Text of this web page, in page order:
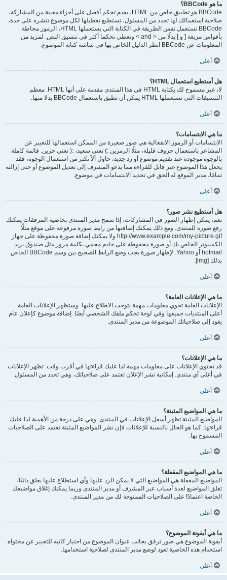
ما هو BBCode؟
BBCode هو تطبيق خاص من HTML، يقدم تحكم أفصل على أجزاء معينة من المشاركة،
صلاحية استعمالك لها تحدد من المسئول، تستطيع تعطيلها لكل موضوع تنشره على حدة،
BBCode تستعمل نفس الطريقة في الكتابة التي يستعملها HTML، الرموز محاطة
بأقواس مربعة [ و ] بدلًا من < and > وتعطي تحكما أكثر في تنسيق النص. لمزيد من
المعلومات عن BBCode انظر الدليل الخاص بها في شاشة كتابة الموضوع.
أعلى
هل أستطيع استعمال HTML؟
لا، غير مسموح لك بكتابة HTML في هذا المنتدى مقدمة على أنها HTML. معظم
التنسيقات التي تستعملها HTML يمكن أن تطبق باستعمال BBCode بدلا منها.
أعلى
ما هي الابتسامات؟
الابتسامات أو الرموز الانفعالية هي صور صغيرة من الممكن استعمالها للتعبير عن
المشاعر باستعمال حروف قليلة، مثلًا الرمزين :) تعني سعيد، :( تعني حزين. قائمة كاملة
بالوجوه موجودة عند تقديم موضوع أو رد جديد، حاول ألاّ تكثر من استعمال الوجوه، فقد
يجعل هذا الموضوع غير قابل للقراءة مما يدعو المشرف إلى تعديل الموضوع أو حتى إزالته
تمامًا، مدير الموقع له الحق في تحديد الابتسامات في موضوع.
أعلى
هل أستطيع نشر صور؟
نعم، يمكن إظهار الصور في المشاركات، إذا سمح مدير المنتدى بخاصية المرفقات يمكنك
رفع صورة للمنتدى. ومع ذلك يمكنك إضافتها من رابط صورة مرفوعة على موقع مثلًا
http://www.example.com/my-picture.gif ولا يمكنك إضافة صورة محفوظة على جهاز
الكمبيوتر الخاص بك أو صورة محفوظة على خادم محمي بكلمة مرور مثل صندوق بريد
hotmail أو Yahoo. لإظهار صورة يجب وضع الرابط الصحيح بين وسم BBCode الخاص
بذلك [img].
أعلى
ما هي الإعلانات العامة؟
الإعلانات العامة تحوي معلومات مهمة يتوجب الاطلاع عليها. وستظهر الإعلانات العامة
أعلى المنتديات جميعها وفي لوحة تحكم ملفك الشخصي أيضًا. إضافة موضوع كإعلان عام
يعود إلى صلاحياتك الموضوعة من مدير المنتدى.
أعلى
ما هي الإعلانات؟
قد تحتوي الإعلانات على معلومات مهمة لذا عليك قراءتها في أقرب وقت. تظهر الإعلانات
في أعلى أي منتدى. إمكانية نشر الإعلان تعتمد على صلاحياتك، وهي تحدد من المسئول.
أعلى
ما هي المواضيع المثبتة؟
المواضيع المثبتة تظهر أسفل الإعلانات في المنتدى. وهي على درجة من الأهمية لذا عليك
قراءتها. كما هو الحال بالنسبة للإعلانات فإن نشر المواضيع المثبتة تعتمد على الصلاحيات
المسموح بها.
أعلى
ما هي المواضيع المقفلة؟
المواضيع المقفلة هي المواضيع التي لا يمكن الرد عليها وأي استطلاع عليها يغلق ذاتيًا،
تغلق المواضيع لعدة أسباب عبر المشرف أو مدير المنتدى وربما يمكنك إغلاق مواضيعك
الخاصة اعتمادًا على الصلاحيات الممنوحة لك من مدير المنتدى.
أعلى
ما هي أيقونة الموضوع؟
أيقونة الموضوع هي صور ترفق بجانب عنوان الموضوع من اختيار كاتبه للتعبير عن محتواه.
استخدام هذه الخاصية تعود لوضع مدير المنتدى لصلاحية استخدامها.
أعلى